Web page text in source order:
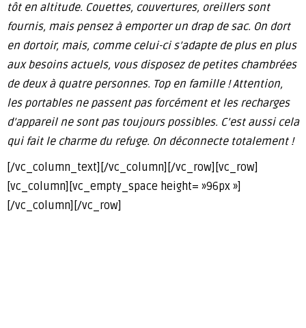
tôt en altitude. Couettes, couvertures, oreillers sont
fournis, mais pensez à emporter un drap de sac. On dort
en dortoir, mais, comme celui-ci s’adapte de plus en plus
aux besoins actuels, vous disposez de petites chambrées
de deux à quatre personnes. Top en famille ! Attention,
les portables ne passent pas forcément et les recharges
d’appareil ne sont pas toujours possibles. C’est aussi cela
qui fait le charme du refuge. On déconnecte totalement !
[/vc_column_text][/vc_column][/vc_row][vc_row]
[vc_column][vc_empty_space height= »96px »]
[/vc_column][/vc_row]